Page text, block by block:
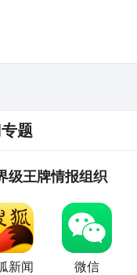
题
级王牌情报组织
新闻 微信